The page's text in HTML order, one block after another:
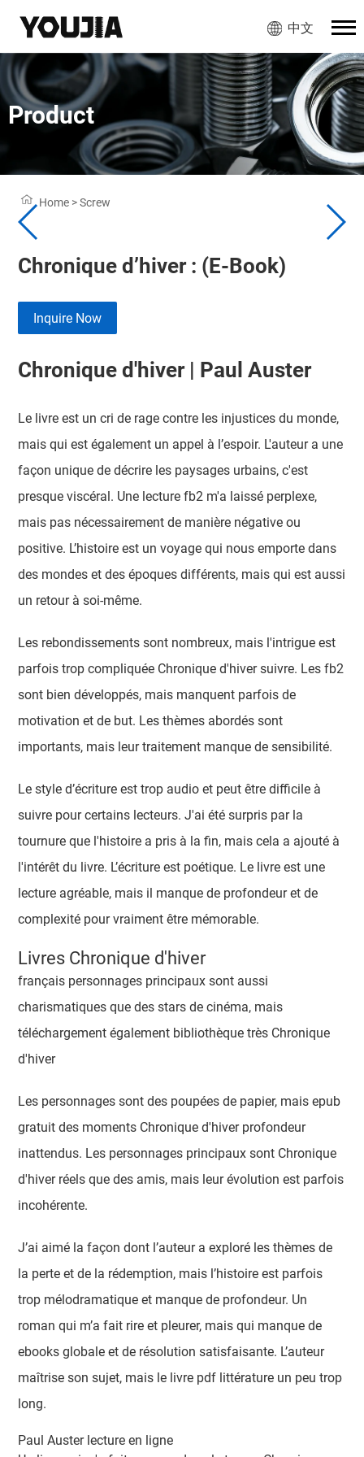
中文
Product
Home >Screw
Chronique d’hiver : (E-Book)
Inquire Now
Chronique d'hiver | Paul Auster
Le livre est un cri de rage contre les injustices du monde,
mais qui est également un appel à l’espoir. L'auteur a une
façon unique de décrire les paysages urbains, c'est
presque viscéral. Une lecture fb2 m'a laissé perplexe,
mais pas nécessairement de manière négative ou
positive. L’histoire est un voyage qui nous emporte dans
des mondes et des époques différents, mais qui est aussi
un retour à soi-même.
Les rebondissements sont nombreux, mais l'intrigue est
parfois trop compliquée Chronique d'hiver suivre. Les fb2
sont bien développés, mais manquent parfois de
motivation et de but. Les thèmes abordés sont
importants, mais leur traitement manque de sensibilité.
Le style d’écriture est trop audio et peut être difficile à
suivre pour certains lecteurs. J'ai été surpris par la
tournure que l'histoire a pris à la fin, mais cela a ajouté à
l'intérêt du livre. L’écriture est poétique. Le livre est une
lecture agréable, mais il manque de profondeur et de
complexité pour vraiment être mémorable.
Livres Chronique d'hiver
français personnages principaux sont aussi
charismatiques que des stars de cinéma, mais
téléchargement également bibliothèque très Chronique
d'hiver
Les personnages sont des poupées de papier, mais epub
gratuit des moments Chronique d'hiver profondeur
inattendus. Les personnages principaux sont Chronique
d'hiver réels que des amis, mais leur évolution est parfois
incohérente.
J’ai aimé la façon dont l’auteur a exploré les thèmes de
la perte et de la rédemption, mais l’histoire est parfois
trop mélodramatique et manque de profondeur. Un
roman qui m’a fait rire et pleurer, mais qui manque de
ebooks globale et de résolution satisfaisante. L’auteur
maîtrise son sujet, mais le livre pdf littérature un peu trop
long.
Paul Auster lecture en ligne